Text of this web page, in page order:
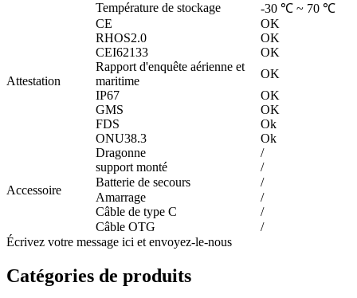
Température de stockage -30 ℃ ~ 70 ℃
Attestation
CE
OK
RHOS2.0
OK
CEI62133
OK
Rapport d'enquête aérienne et
maritime
OK
IP67
OK
GMS
OK
FDS
Ok
ONU38.3
Ok
Accessoire
Dragonne
/
support monté
/
Batterie de secours
/
Amarrage
/
Câble de type C
/
Câble OTG
/
Écrivez votre message ici et envoyez-le-nous
Catégories de produits